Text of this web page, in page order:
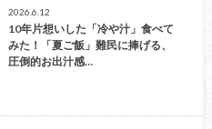
2026.6.12
10年片想いした「冷や汁」食べて
みた！「夏ご飯」難民に捧げる、
圧倒的お出汁感…